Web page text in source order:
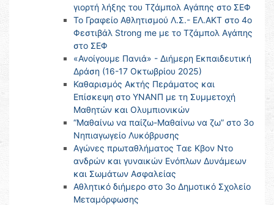
γιορτή λήξης του Τζάμπολ Αγάπης στο ΣΕΦ
Το Γραφείο Αθλητισμού Λ.Σ.- ΕΛ.ΑΚΤ στο 4ο
Φεστιβάλ Strong me με το Τζάμπολ Αγάπης
στο ΣΕΦ
«Ανοίγουμε Πανιά» - Διήμερη Εκπαιδευτική
Δράση (16-17 Οκτωβρίου 2025)
Καθαρισμός Ακτής Περάματος και
Επίσκεψη στο ΥΝΑΝΠ με τη Συμμετοχή
Μαθητών και Ολυμπιονικών
“Μαθαίνω να παίζω-Μαθαίνω να ζω” στο 3ο
Νηπιαγωγείο Λυκόβρυσης
Αγώνες πρωταθλήματος Tαε Κβον Ντο
ανδρών και γυναικών Ενόπλων Δυνάμεων
και Σωμάτων Ασφαλείας
Αθλητικό διήμερο στο 3ο Δημοτικό Σχολείο
Μεταμόρφωσης